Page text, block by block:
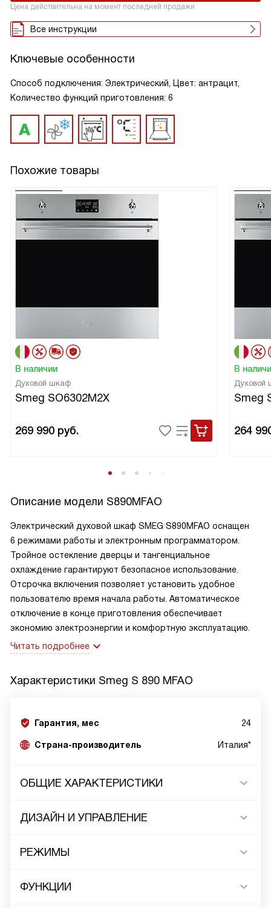
Цена действительна на момент последней продажи
Все инструкции
Ключевые особенности
Способ подключения: Электрический, Цвет: антрацит,
Количество функций приготовления: 6
Похожие товары
В наличии
Духовой шкаф
Smeg SO6302M2X
269 990 руб.
В
Духовой
Smeg
264
Описание модели S890MFAO
Электрический духовой шкаф SMEG S890MFAO оснащен
6 режимами работы и электронным программатором.
Тройное остекление дверцы и тангенциальное
охлаждение гарантируют безопасное использование.
Отсрочка включения позволяет установить удобное
пользователю время начала работы. Автоматическое
отключение в конце приготовления обеспечивает
экономию электроэнергии и комфортную эксплуатацию.
Читать подробнее
Характеристики Smeg S 890 MFAO
Гарантия, мес 24
Страна-производитель Италия*
ОБЩИЕ ХАРАКТЕРИСТИКИ
ДИЗАЙН И УПРАВЛЕНИЕ
РЕЖИМЫ
ФУНКЦИИ